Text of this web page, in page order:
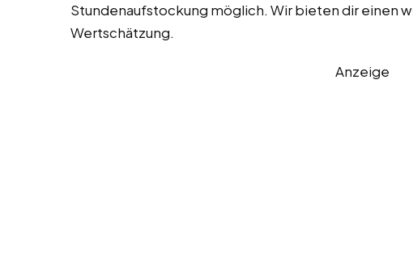
Stundenaufstockung möglich. Wir bieten dir einen
Wertschätzung.
Anzeige